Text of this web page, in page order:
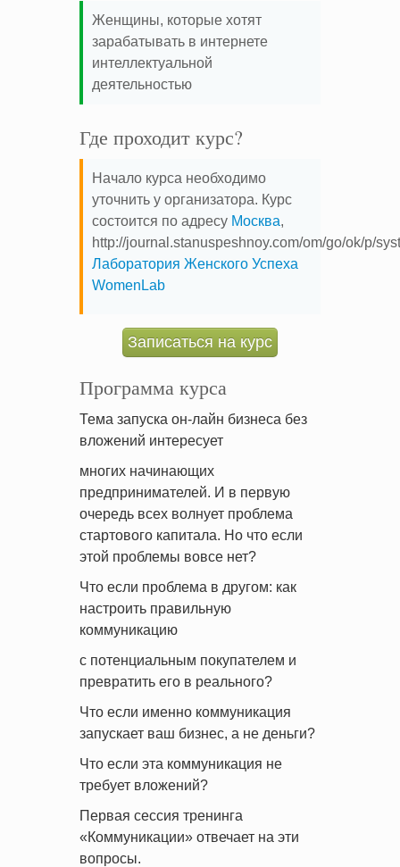
Женщины, которые хотят
зарабатывать в интернете
интеллектуальной
деятельностью
Где проходит курс?
Начало курса необходимо
уточнить у организатора. Курс
состоится по адресу Москва,
http://journal.stanuspeshnoy.com/om/go/ok/p/
Лаборатория Женского Успеха
WomenLab
Записаться на курс
Программа курса
Тема запуска он-лайн бизнеса без
вложений интересует
многих начинающих
предпринимателей. И в первую
очередь всех волнует проблема
стартового капитала. Но что если
этой проблемы вовсе нет?
Что если проблема в другом: как
настроить правильную
коммуникацию
с потенциальным покупателем и
превратить его в реального?
Что если именно коммуникация
запускает ваш бизнес, а не деньги?
Что если эта коммуникация не
требует вложений?
Первая сессия тренинга
«Коммуникации» отвечает на эти
вопросы.